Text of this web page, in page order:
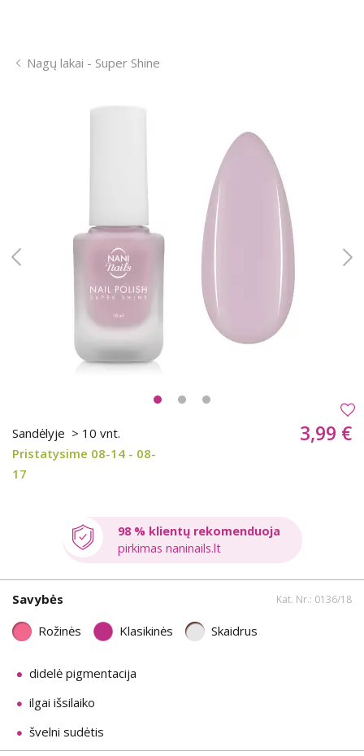
Nagų lakai - Super Shine
Sandėlyje > 10 vnt.
Pristatysime 08-14 - 08-
17
3,99 €
98 % klientų rekomenduoja
pirkimas naninails.lt
Savybės Kat. Nr.: 0136/18
Rožinės Klasikinės Skaidrus
didelė pigmentacija
ilgai išsilaiko
švelni sudėtis